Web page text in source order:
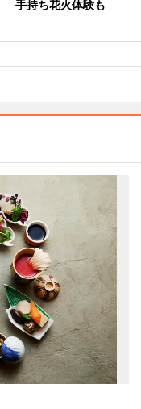
手持ち花火体験も